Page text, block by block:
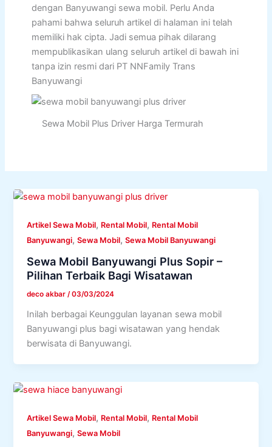
dengan Banyuwangi sewa mobil. Perlu Anda
pahami bahwa seluruh artikel di halaman ini telah
memiliki hak cipta. Jadi semua pihak dilarang
mempublikasikan ulang seluruh artikel di bawah ini
tanpa izin resmi dari PT NNFamily Trans
Banyuwangi
Sewa Mobil Plus Driver Harga Termurah
Artikel Sewa Mobil, Rental Mobil, Rental Mobil
Banyuwangi,Sewa Mobil,Sewa Mobil Banyuwangi
Sewa Mobil Banyuwangi Plus Sopir –
Pilihan Terbaik Bagi Wisatawan
deco akbar/03/03/2024
Inilah berbagai Keunggulan layanan sewa mobil
Banyuwangi plus bagi wisatawan yang hendak
berwisata di Banyuwangi.
Artikel Sewa Mobil, Rental Mobil, Rental Mobil
Banyuwangi,Sewa Mobil